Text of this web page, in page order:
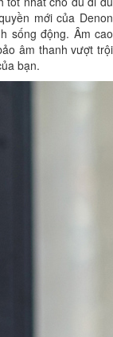
mới của Denon
sống động. Âm cao
âm thanh vượt trội
bạn.